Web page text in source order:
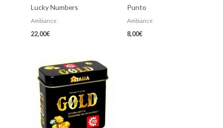
Lucky Numbers
Ambiance
22,00€
Punto
Ambiance
8,00€